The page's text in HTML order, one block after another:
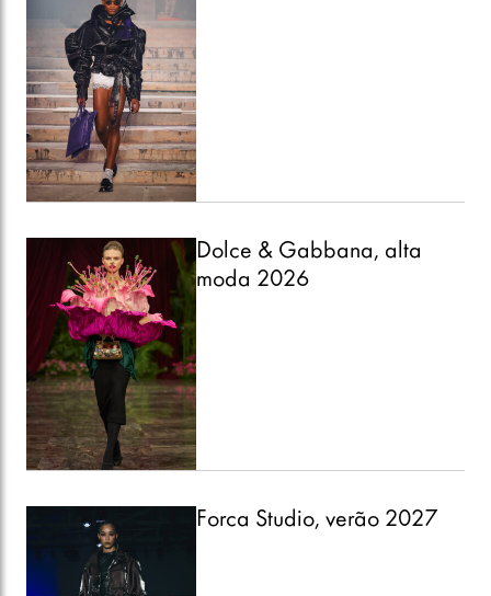
Dolce & Gabbana, alta
moda 2026
Forca Studio, verão 2027